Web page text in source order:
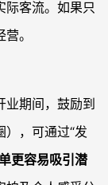
际客流。如果只
。
业期间，鼓励到
，可通过“发
更容易吸引潜